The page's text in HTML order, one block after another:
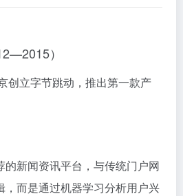
）
创立字节跳动，推出第一款产
新闻资讯平台，与传统门户网
，而是通过机器学习分析用户兴